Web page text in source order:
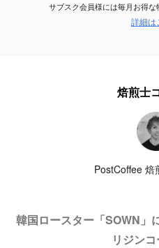
サブスク会員様には毎月お得な
詳細は
焙煎士
PostCoffee 焙
韓国ロースター「SOWN」
リジンコ